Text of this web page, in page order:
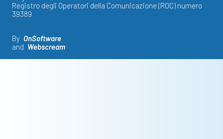
Registro degli Operatori della Comunicazione (ROC) numero
39389
By OnSoftware
and Webscream